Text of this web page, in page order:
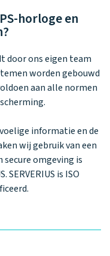
en
maak
van
App updates
horloge en
door ons eigen team
worden gebouwd
aan alle normen
informatie en de
wij gebruik van een
omgeving is
SERVERIUS is ISO